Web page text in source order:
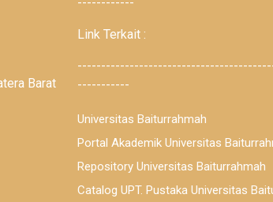
Barat
Link Terkait :
-----------
Universitas Baiturrahmah
Portal Akademik Universitas
Repository Universitas Baiturrahmah
Catalog UPT. Pustaka Universitas